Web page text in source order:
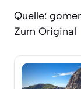
Quelle:
Zum Original